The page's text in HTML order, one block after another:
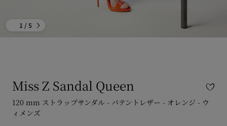
1 / 5
Miss Z Sandal Queen
120 mm ストラップサンダル - パテントレザー - オレンジ - ウ
ィメンズ